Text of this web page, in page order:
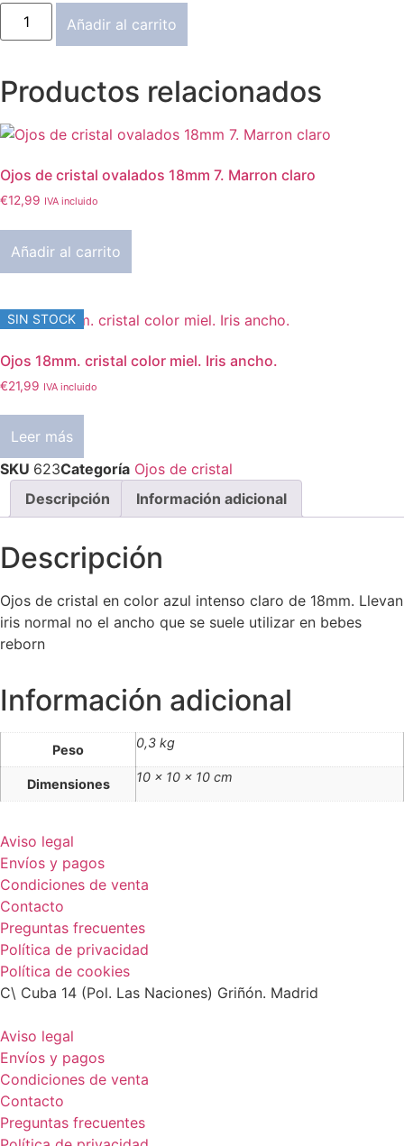
Ojos
cristal.
18mm.
intenso
claro.
Iris
normal
Añadir al carrito
Productos relacionados
Ojos de cristal ovalados 18mm 7. Marron claro
€12,99 IVA incluido
Añadir al carrito
SIN STOCK
Ojos 18mm. cristal color miel. Iris ancho.
€21,99 IVA incluido
Leer más
SKU 623Categoría Ojos de cristal
Descripción
Información adicional
Descripción
Ojos de cristal en color azul intenso claro de 18mm. Llevan
iris normal no el ancho que se suele utilizar en bebes
reborn
Información adicional
Peso 0,3 kg
Dimensiones 10 × 10 × 10 cm
Aviso legal
Envíos y pagos
Condiciones de venta
Contacto
Preguntas frecuentes
Política de privacidad
Política de cookies
C\ Cuba 14 (Pol. Las Naciones) Griñón. Madrid
Aviso legal
Envíos y pagos
Condiciones de venta
Contacto
Preguntas frecuentes